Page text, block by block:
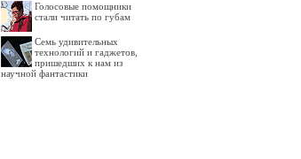
Голосовые помощники
стали читать по губам
Семь удивительных
технологий и гаджетов,
пришедших к нам из
научной фантастики